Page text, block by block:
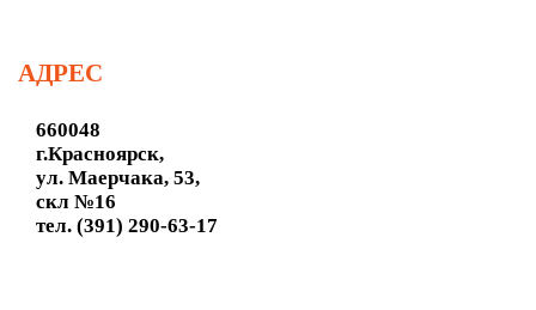
АДРЕС
660048
г.Красноярск,
ул. Маерчака, 53,
скл №16
тел. (391) 290-63-17